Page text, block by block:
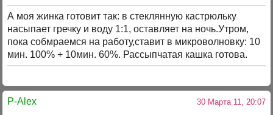
А моя жинка готовит так: в стеклянную кастрюльку
насыпает гречку и воду 1:1, оставляет на ночь.Утром,
пока собмраемся на работу,ставит в микроволновку: 10
мин. 100% + 10мин. 60%. Рассыпчатая кашка готова.
P-Alex 30 Марта 11, 20:07